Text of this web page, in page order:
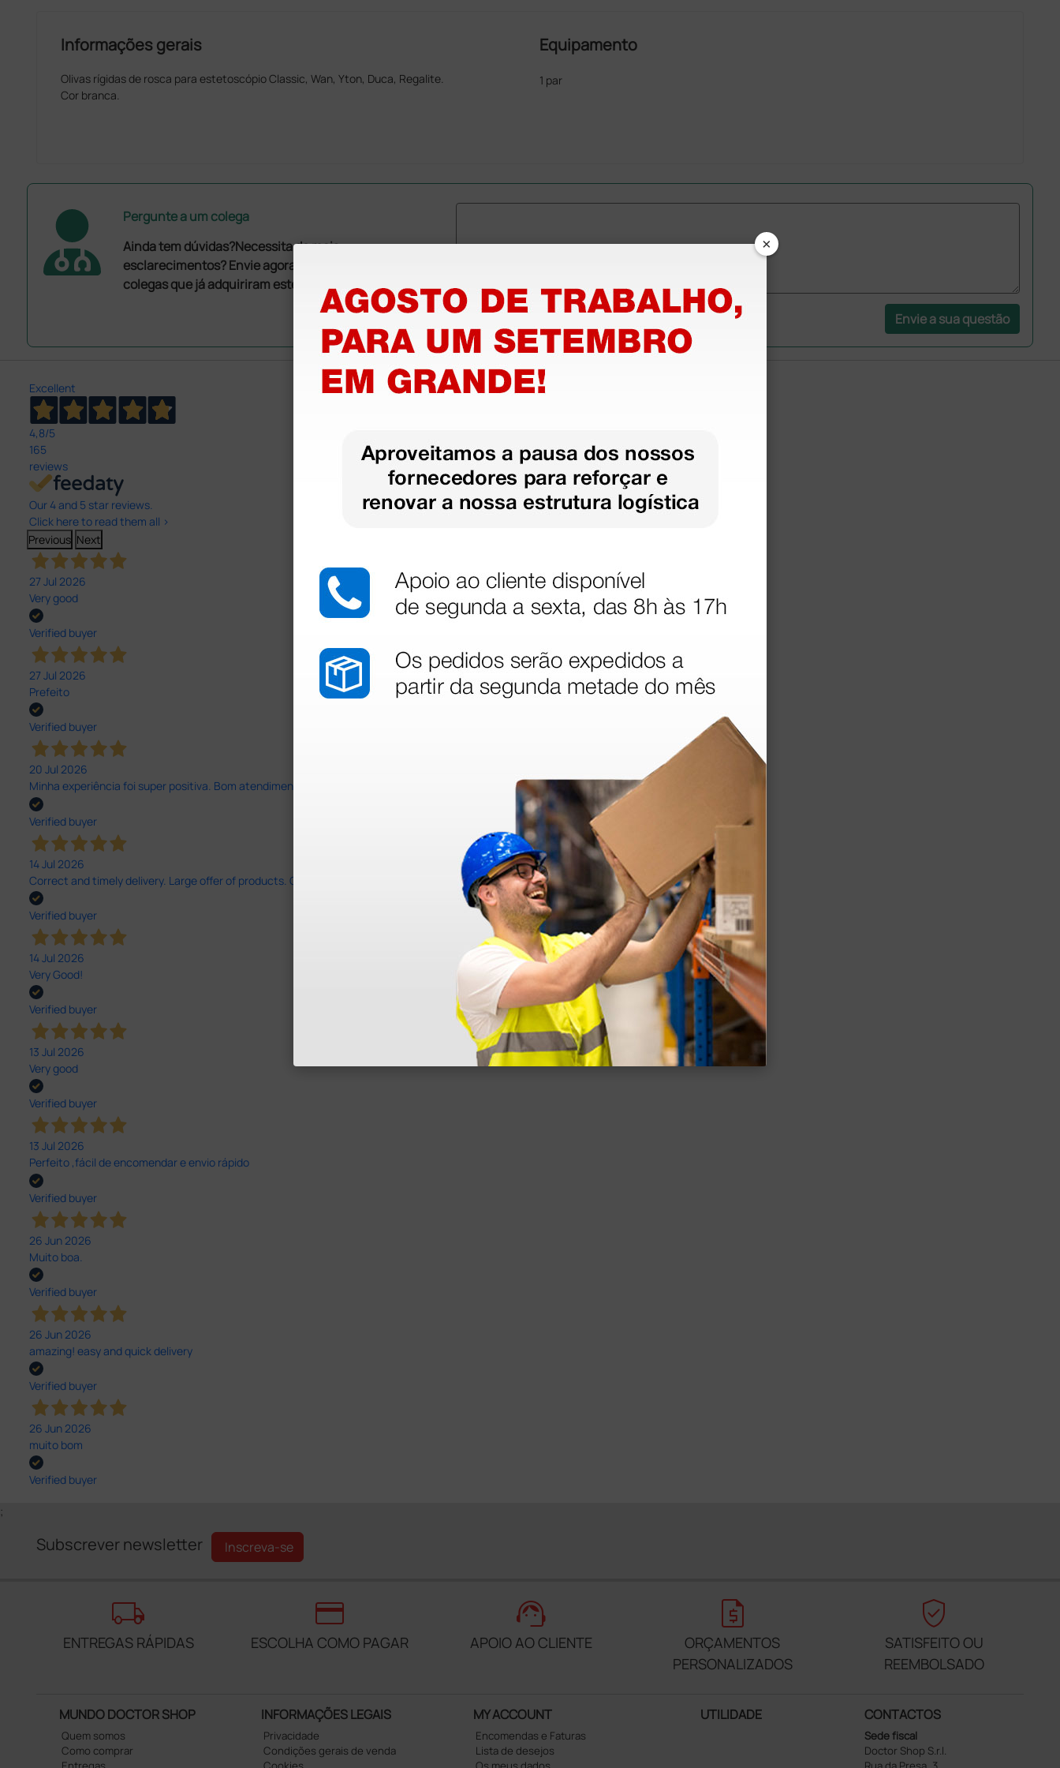
Informações gerais
Olivas rígidas de rosca para estetoscópio Classic, Wan, Yton, Duca, Regalite.
Cor branca.
Equipamento
1 par
Pergunte a um colega
Ainda tem dúvidas?Necessita de mais
esclarecimentos? Envie agora a sua questão aos
colegas que já adquiriram este produto.
Envie a sua questão
Excellent
4,8/5
165
reviews
Our 4 and 5 star reviews.
Click here to read them all >
Previous Next
27 Jul 2026
Very good
Verified buyer
27 Jul 2026
Prefeito
Verified buyer
20 Jul 2026
Minha experiência foi super positiva. Bom atendimento e recebi dentro do prazo. Obrigada.
Verified buyer
14 Jul 2026
Correct and timely delivery. Large offer of products. Good service!
Verified buyer
14 Jul 2026
Very Good!
Verified buyer
13 Jul 2026
Very good
Verified buyer
13 Jul 2026
Perfeito ,fácil de encomendar e envio rápido
Verified buyer
26 Jun 2026
Muito boa.
Verified buyer
26 Jun 2026
amazing! easy and quick delivery
Verified buyer
26 Jun 2026
muito bom
Verified buyer
;
Subscrever newsletter Inscreva-se
local_shipping
ENTREGAS RÁPIDAS
credit_card
ESCOLHA COMO PAGAR
support_agent
APOIO AO CLIENTE
request_quote
ORÇAMENTOS
PERSONALIZADOS
verified_user
SATISFEITO OU
REEMBOLSADO
MUNDO DOCTOR SHOP
Quem somos
Como comprar
INFORMAÇÕES LEGAIS
Privacidade
Condições gerais de venda
MY ACCOUNT
Encomendas e Faturas
Lista de desejos
UTILIDADE CONTACTOS
Sede fiscal
Doctor Shop S.r.l.
×